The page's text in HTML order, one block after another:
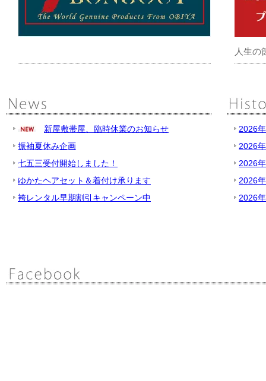
人生の
新屋敷帯屋、臨時休業のお知らせ
振袖夏休み企画
七五三受付開始しました！
ゆかたヘアセット＆着付け承ります
袴レンタル早期割引キャンペーン中
2026
2026
2026
2026
2026